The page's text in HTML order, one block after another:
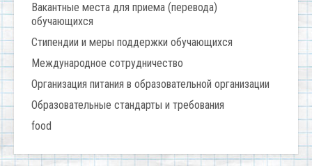
Вакантные места для приема (перевода)
обучающихся
Стипендии и меры поддержки обучающихся
Международное сотрудничество
Организация питания в образовательной организации
Образовательные стандарты и требования
food